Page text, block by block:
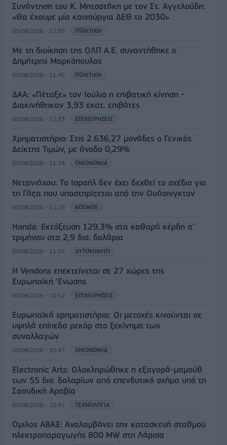
Συνάντηση του Κ. Μητσοτάκη με τον Στ. Αγγελούδη:
«Θα έχουμε μία καινούργια ΔΕΘ το 2030»
05/08/2026 - 11:55 ΠΟΛΙΤΙΚΗ
Με τη διοίκηση της ΟΛΠ Α.Ε. συναντήθηκε ο
Δημήτρης Μαρκόπουλος
05/08/2026 - 11:45 ΠΟΛΙΤΙΚΗ
ΔΑΑ: «Πέταξε» τον Ιούλιο η επιβατική κίνηση -
Διακινήθηκαν 3,93 εκατ. επιβάτες
05/08/2026 - 11:33 ΕΠΙΧΕΙΡΗΣΕΙΣ
Χρηματιστήριο: Στις 2.636,27 μονάδες ο Γενικός
Δείκτης Τιμών, με άνοδο 0,29%
05/08/2026 - 11:24 ΟΙΚΟΝΟΜΙΑ
Νετανιάχου: Το Ισραήλ δεν έχει δεχθεί το σχέδιο για
τη Γάζα που υποστηρίζεται από την Ουάσινγκτον
05/08/2026 - 11:19 ΚΟΣΜΟΣ
Honda: Εκτόξευση 129,3% στα καθαρά κέρδη α’
τριμήνου στα 2,9 δισ. δολάρια
05/08/2026 - 11:05 ΑΥΤΟΚΙΝΗΤΟ
Η Vendora επεκτείνεται σε 27 χώρες της
Ευρωπαϊκή 'Ενωσης
05/08/2026 - 10:52 ΕΠΙΧΕΙΡΗΣΕΙΣ
Ευρωπαϊκά χρηματιστήρια: Οι μετοχές κινούνται σε
υψηλά επίπεδα ρεκόρ στο ξεκίνημα των
συναλλαγών
05/08/2026 - 10:47 ΟΙΚΟΝΟΜΙΑ
Electronic Arts: Ολοκληρώθηκε η εξαγορά-μαμούθ
των 55 δισ. δολαρίων από επενδυτικό σχήμα υπό τη
Σαουδική Αραβία
05/08/2026 - 10:41 ΤΕΧΝΟΛΟΓΙΑ
Όμιλος ΑΒΑΞ: Αναλαμβάνει την κατασκευή σταθμού
ηλεκτροπαραγωγής 800 MW στη Λάρισα